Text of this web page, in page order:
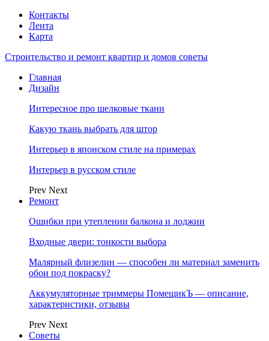
Контакты
Лента
Карта
Строительство и ремонт квартир и домов советы
Главная
Дизайн
Интересное про шелковые ткани
Какую ткань выбрать для штор
Интерьер в японском стиле на примерах
Интерьер в русском стиле
Prev Next
Ремонт
Ошибки при утеплении балкона и лоджии
Входные двери: тонкости выбора
Малярный флизелин — способен ли материал заменить
обои под покраску?
Аккумуляторные триммеры ПомещикЪ — описание,
характеристики, отзывы
Prev Next
Советы